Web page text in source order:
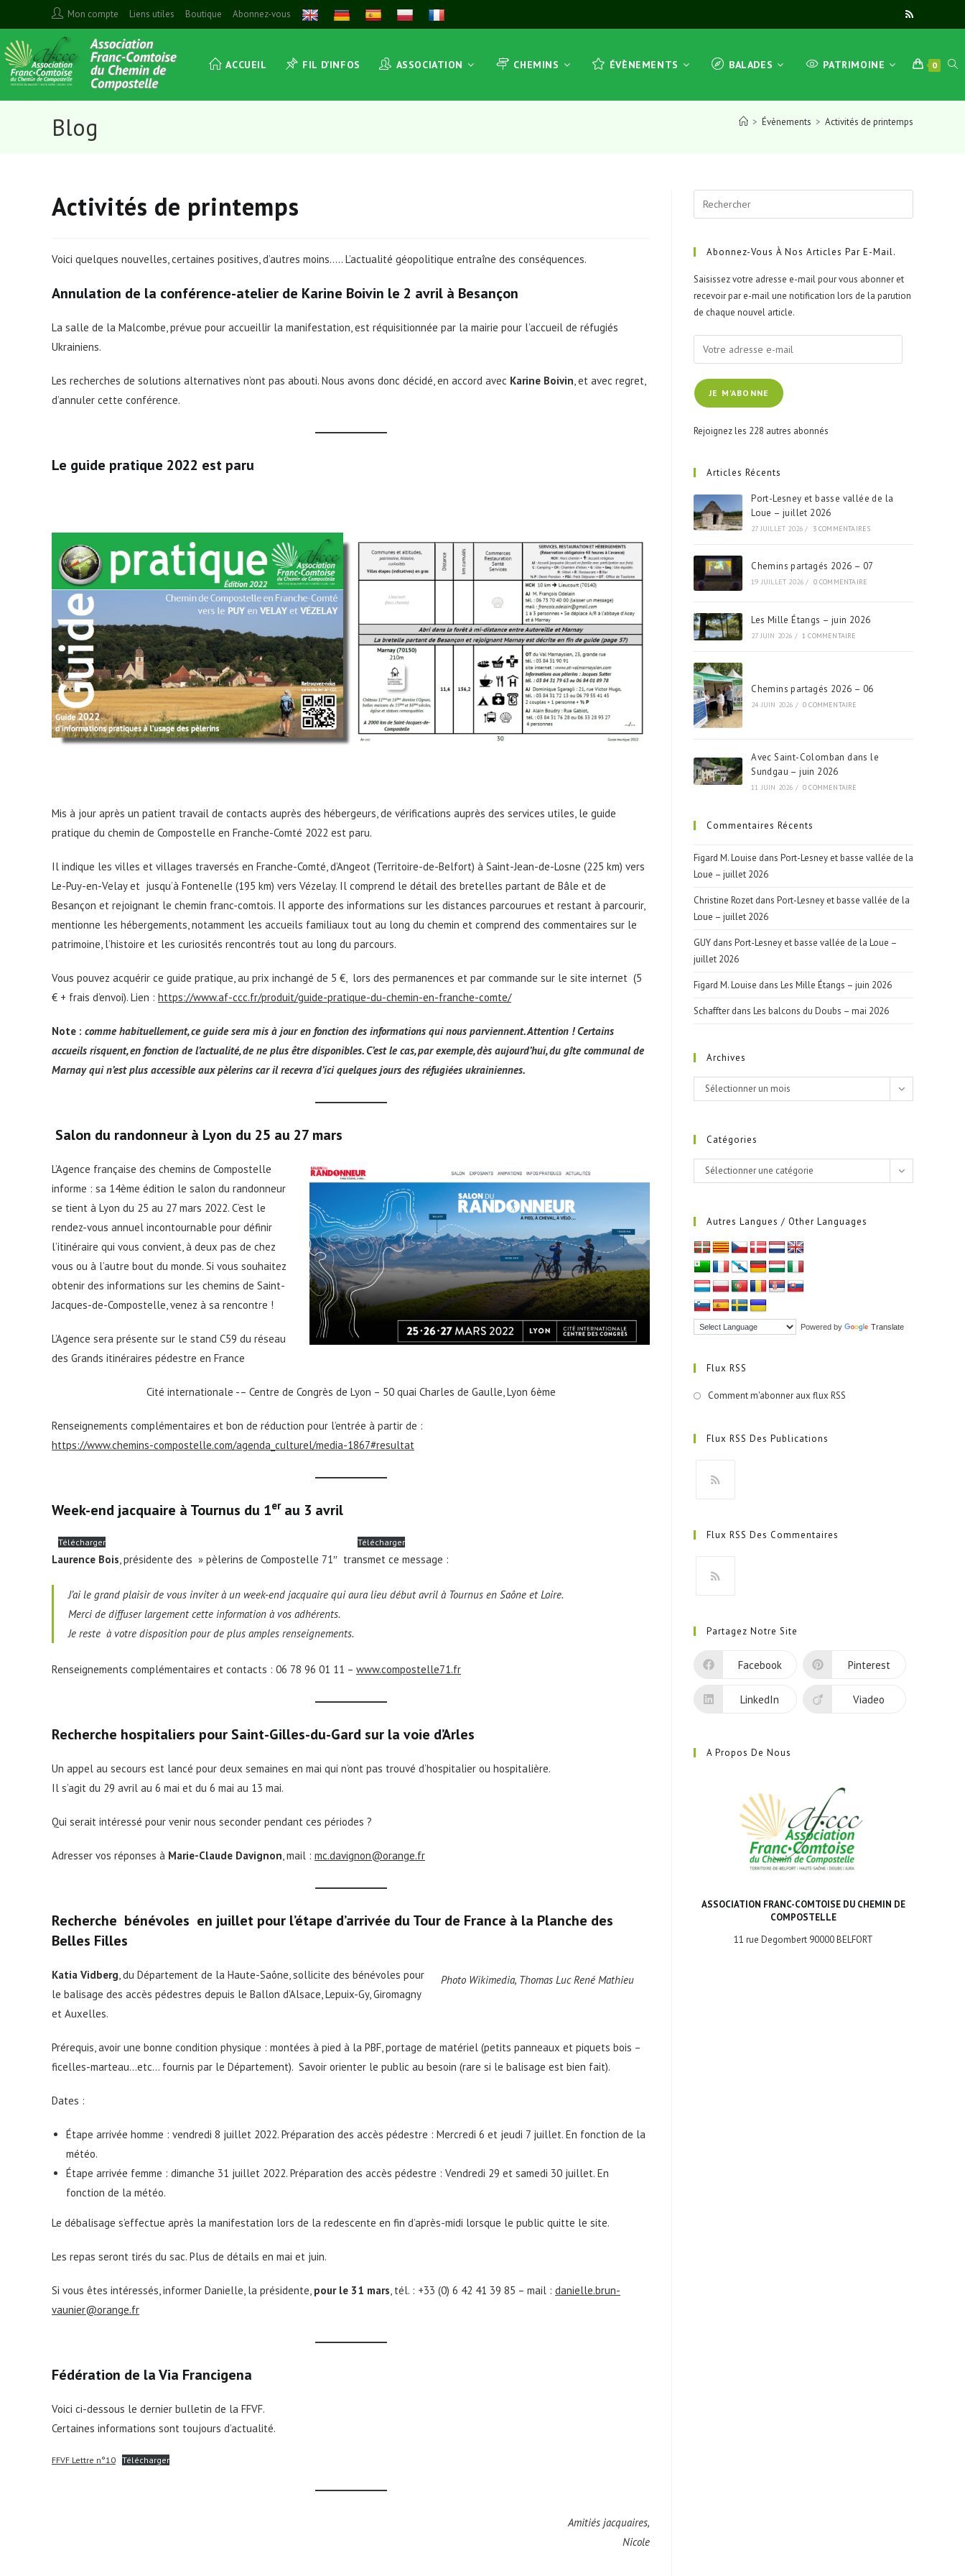
to
content
Mon compte Liens utiles Boutique Abonnez-vous
ACCUEIL FIL D’INFOS ASSOCIATION CHEMINS ÉVÈNEMENTS BALADES PATRIMOINE 0
Blog > Évènements > Activités de printemps
Activités de printemps
Voici quelques nouvelles, certaines positives, d’autres moins….. L’actualité géopolitique entraîne des conséquences.
Annulation de la conférence-atelier de Karine Boivin le 2 avril à Besançon
La salle de la Malcombe, prévue pour accueillir la manifestation, est réquisitionnée par la mairie pour l’accueil de réfugiés
Ukrainiens.
Les recherches de solutions alternatives n’ont pas abouti. Nous avons donc décidé, en accord avec Karine Boivin, et avec regret,
d’annuler cette conférence.
Le guide pratique 2022 est paru
Mis à jour après un patient travail de contacts auprès des hébergeurs, de vérifications auprès des services utiles, le guide
pratique du chemin de Compostelle en Franche-Comté 2022 est paru.
Il indique les villes et villages traversés en Franche-Comté, d’Angeot (Territoire-de-Belfort) à Saint-Jean-de-Losne (225 km) vers
Le-Puy-en-Velay et jusqu’à Fontenelle (195 km) vers Vézelay. Il comprend le détail des bretelles partant de Bâle et de
Besançon et rejoignant le chemin franc-comtois. Il apporte des informations sur les distances parcourues et restant à parcourir,
mentionne les hébergements, notamment les accueils familiaux tout au long du chemin et comprend des commentaires sur le
patrimoine, l’histoire et les curiosités rencontrés tout au long du parcours.
Vous pouvez acquérir ce guide pratique, au prix inchangé de 5 €, lors des permanences et par commande sur le site internet (5
€ + frais d’envoi). Lien : https://www.af-ccc.fr/produit/guide-pratique-du-chemin-en-franche-comte/
Note : comme habituellement, ce guide sera mis à jour en fonction des informations qui nous parviennent. Attention ! Certains
accueils risquent, en fonction de l’actualité, de ne plus être disponibles. C’est le cas, par exemple, dès aujourd’hui, du gîte communal de
Marnay qui n’est plus accessible aux pèlerins car il recevra d’ici quelques jours des réfugiées ukrainiennes.
Salon du randonneur à Lyon du 25 au 27 mars
L’Agence française des chemins de Compostelle
informe : sa 14ème édition le salon du randonneur
se tient à Lyon du 25 au 27 mars 2022. C’est le
rendez-vous annuel incontournable pour définir
l’itinéraire qui vous convient, à deux pas de chez
vous ou à l’autre bout du monde. Si vous souhaitez
obtenir des informations sur les chemins de Saint-
Jacques-de-Compostelle, venez à sa rencontre !
L’Agence sera présente sur le stand C59 du réseau
des Grands itinéraires pédestre en France
Cité internationale -– Centre de Congrès de Lyon – 50 quai Charles de Gaulle, Lyon 6ème
Renseignements complémentaires et bon de réduction pour l’entrée à partir de :
https://www.chemins-compostelle.com/agenda_culturel/media-1867#resultat
Week-end jacquaire à Tournus du 1erau 3 avril
Télécharger Télécharger
Laurence Bois , présidente des » pèlerins de Compostelle 71″ transmet ce message :
J’ai le grand plaisir de vous inviter à un week-end jacquaire qui aura lieu début avril à Tournus en Saône et Loire.
Merci de diffuser largement cette information à vos adhérents.
Je reste à votre disposition pour de plus amples renseignements.
Renseignements complémentaires et contacts : 06 78 96 01 11 – www.compostelle71.fr
Recherche hospitaliers pour Saint-Gilles-du-Gard sur la voie d’Arles
Un appel au secours est lancé pour deux semaines en mai qui n’ont pas trouvé d’hospitalier ou hospitalière.
Il s’agit du 29 avril au 6 mai et du 6 mai au 13 mai.
Qui serait intéressé pour venir nous seconder pendant ces périodes ?
Adresser vos réponses à Marie-Claude Davignon , mail : mc.davignon@orange.fr
Recherche bénévoles en juillet pour l’étape d’arrivée du Tour de France à la Planche des
Belles Filles
Photo Wikimedia, Thomas Luc René Mathieu
Katia Vidberg , du Département de la Haute-Saône, sollicite des bénévoles pour
le balisage des accès pédestres depuis le Ballon d’Alsace, Lepuix-Gy, Giromagny
et Auxelles.
Prérequis, avoir une bonne condition physique : montées à pied à la PBF, portage de matériel (petits panneaux et piquets bois –
ficelles-marteau…etc… fournis par le Département). Savoir orienter le public au besoin (rare si le balisage est bien fait).
Dates :
Étape arrivée homme : vendredi 8 juillet 2022. Préparation des accès pédestre : Mercredi 6 et jeudi 7 juillet. En fonction de la
météo.
Étape arrivée femme : dimanche 31 juillet 2022. Préparation des accès pédestre : Vendredi 29 et samedi 30 juillet. En
fonction de la météo.
Le débalisage s’effectue après la manifestation lors de la redescente en fin d’après-midi lorsque le public quitte le site.
Les repas seront tirés du sac. Plus de détails en mai et juin.
Si vous êtes intéressés, informer Danielle, la présidente, pour le 31 mars , tél. : +33 (0) 6 42 41 39 85 – mail : danielle.brun-
vaunier@orange.fr
Fédération de la Via Francigena
Voici ci-dessous le dernier bulletin de la FFVF.
Certaines informations sont toujours d’actualité.
FFVF Lettre n°10 Télécharger
Amitiés jacquaires,
Nicole
Escape
Abonnez-Vous À Nos Articles Par E-Mail.
Saisissez votre adresse e-mail pour vous abonner et
recevoir par e-mail une notification lors de la parution
de chaque nouvel article.
Votre
adresse
e-
mailJE M'ABONNE
Rejoignez les 228 autres abonnés
Articles Récents
Port-Lesney et basse vallée de la
Loue – juillet 2026
27 JUILLET 2026 / 3 COMMENTAIRES
Chemins partagés 2026 – 07
19 JUILLET 2026 / 0 COMMENTAIRE
Les Mille Étangs – juin 2026
27 JUIN 2026 / 1 COMMENTAIRE
Chemins partagés 2026 – 06
24 JUIN 2026 / 0 COMMENTAIRE
Avec Saint-Colomban dans le
Sundgau – juin 2026
11 JUIN 2026 / 0 COMMENTAIRE
Commentaires Récents
Figard M. Louise dans Port-Lesney et basse vallée de la
Loue – juillet 2026
Christine Rozet dans Port-Lesney et basse vallée de la
Loue – juillet 2026
GUY dans Port-Lesney et basse vallée de la Loue –
juillet 2026
Figard M. Louise dans Les Mille Étangs – juin 2026
Schaffter dans Les balcons du Doubs – mai 2026
Archives
Archives
Sélectionner un mois
Catégories
Catégories
Sélectionner une catégorie
Autres Langues / Other Languages
Powered by Translate
Flux RSS
Comment m'abonner aux flux RSS
Flux RSS Des Publications
un
onglet
Flux RSS Des Commentaires
un
nouvel
Partagez Notre Site
Facebook Pinterest
LinkedIn Viadeo
A Propos De Nous
ASSOCIATION FRANC-COMTOISE DU CHEMIN DE
COMPOSTELLE
11 rue Degombert 90000 BELFORT